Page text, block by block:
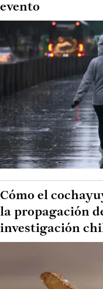
evento
Cómo el
la propagación
investigación